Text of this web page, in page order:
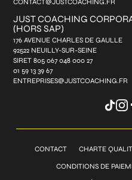
JUST COACHING
(HORS SAP)
176 AVENUE CHARLES DE GAULLE
92522 NEUILLY-SUR-SEINE
SIRET 805 067 048 000 27
01 59 13 39 67
ENTREPRISES@JUSTCOACHING.FR
CONTACT CHARTE
CONDITIONS DE